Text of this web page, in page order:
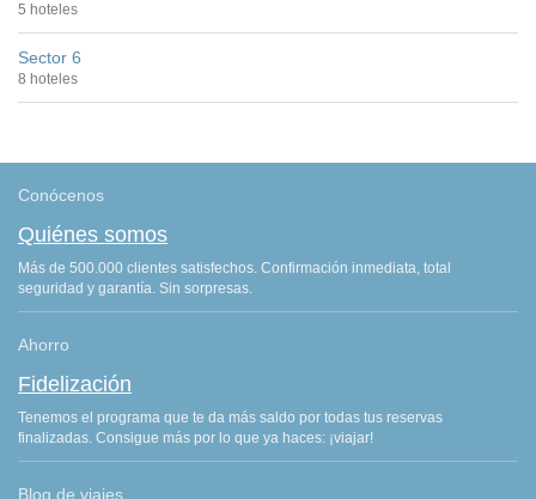
5 hoteles
Sector 6
8 hoteles
Conócenos
Quiénes somos
Más de 500.000 clientes satisfechos. Confirmación inmediata, total
seguridad y garantía. Sin sorpresas.
Ahorro
Fidelización
Tenemos el programa que te da más saldo por todas tus reservas
finalizadas. Consigue más por lo que ya haces: ¡viajar!
Blog de viajes